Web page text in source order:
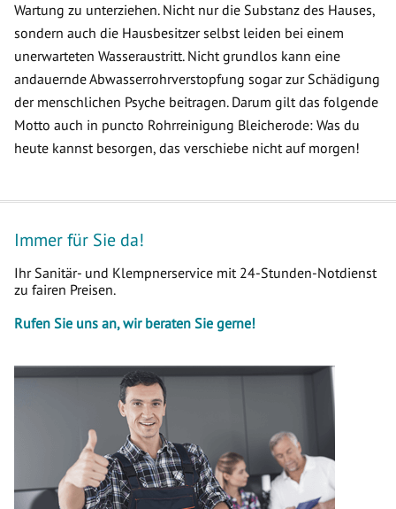
Wartung zu unterziehen. Nicht nur die Substanz des Hauses,
sondern auch die Hausbesitzer selbst leiden bei einem
unerwarteten Wasseraustritt. Nicht grundlos kann eine
andauernde Abwasserrohrverstopfung sogar zur Schädigung
der menschlichen Psyche beitragen. Darum gilt das folgende
Motto auch in puncto Rohrreinigung Bleicherode: Was du
heute kannst besorgen, das verschiebe nicht auf morgen!
Immer für Sie da!
Ihr Sanitär- und Klempnerservice mit 24-Stunden-Notdienst
zu fairen Preisen.
Rufen Sie uns an, wir beraten Sie gerne!